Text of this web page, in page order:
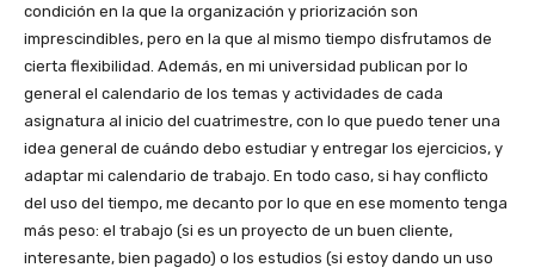
condición en la que la organización y priorización son
imprescindibles, pero en la que al mismo tiempo disfrutamos de
cierta flexibilidad. Además, en mi universidad publican por lo
general el calendario de los temas y actividades de cada
asignatura al inicio del cuatrimestre, con lo que puedo tener una
idea general de cuándo debo estudiar y entregar los ejercicios, y
adaptar mi calendario de trabajo. En todo caso, si hay conflicto
del uso del tiempo, me decanto por lo que en ese momento tenga
más peso: el trabajo (si es un proyecto de un buen cliente,
interesante, bien pagado) o los estudios (si estoy dando un uso